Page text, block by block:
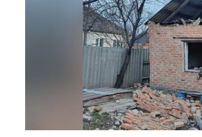
ПОЛІЦІЯ ПОЛТАВЩИНИ РОЗШУКУЄ 62-РІЧНУ
ЛЮДМИЛУ ТИМЧЕНКО